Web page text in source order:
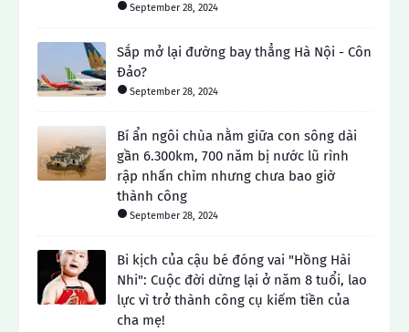
September 28, 2024
Sắp mở lại đường bay thẳng Hà Nội - Côn
Đảo?
September 28, 2024
Bí ẩn ngôi chùa nằm giữa con sông dài
gần 6.300km, 700 năm bị nước lũ rình
rập nhấn chìm nhưng chưa bao giờ
thành công
September 28, 2024
Bi kịch của cậu bé đóng vai "Hồng Hài
Nhi": Cuộc đời dừng lại ở năm 8 tuổi, lao
lực vì trở thành công cụ kiếm tiền của
cha mẹ!